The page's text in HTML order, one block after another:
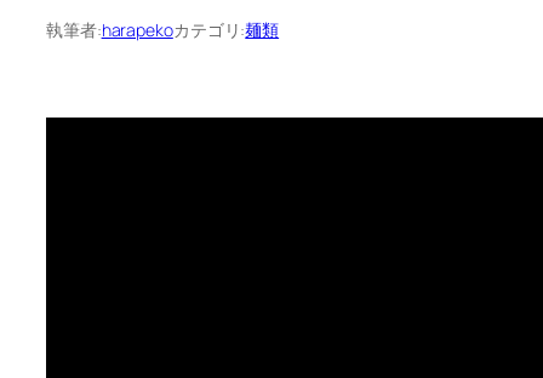
執筆者:harapekoカテゴリ:麺類